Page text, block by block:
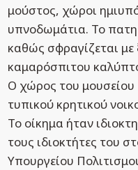
μούστος, χώροι
υπνοδωμάτια. Το
καθώς σφραγίζεται με
καμαρόσπιτου
Ο χώρος του μουσείου
τυπικού κρητικού
Το οίκημα ήταν
τους ιδιοκτήτες του
Υπουργείου